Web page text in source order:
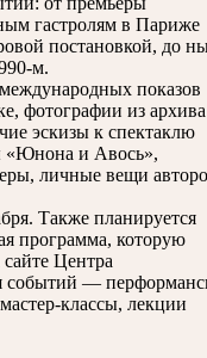
гастролям в Париже
постановкой, до
м.
показов
фотографии из архива
эскизы к спектаклю
«Юнона и Авось»,
личные вещи
Также планируется
программа, которую
Центра
событий —
классы, лекции